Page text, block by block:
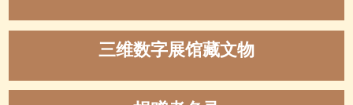
三维数字展馆藏文物